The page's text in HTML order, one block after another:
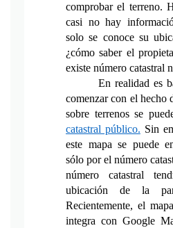
comprobar el terreno.
casi no hay
solo se conoce su
¿cómo saber el
existe número catastral
En realidad es
comenzar con el hecho
sobre terrenos se
catastral público. Sin
este mapa se puede
sólo por el número
número catastral
ubicación de la
Recientemente, el
integra con Google